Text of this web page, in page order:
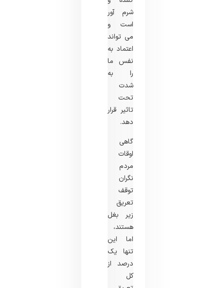
شرم آور
است و
می تواند
اعتماد به
نفس ما
را به
شدت
تحت
تاثیر قرار
دهد.
گاهی
اوقات
مردم
نگران
توقف
تعریق
زیر بغل
هستند،
اما این
تنها یک
درصد از
کل